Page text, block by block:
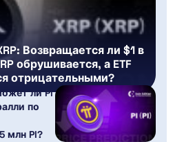
Возвращается ли $1 в
обрушивается, а ETF
отрицательными?
ли Pi
по
млн PI?